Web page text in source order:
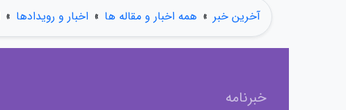
آخرین خبر » همه اخبار و مقاله ها » اخبار و رویدادها »
خبرنامه